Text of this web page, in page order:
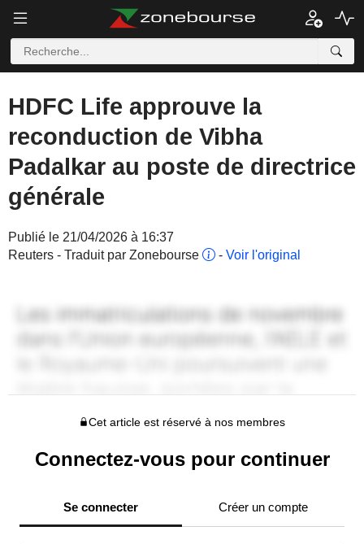
HDFC Life approuve la
reconduction de Vibha
Padalkar au poste de directrice
générale
Publié le 21/04/2026 à 16:37
Reuters - Traduit par Zonebourse
- Voir l'original
Cet article est réservé à nos membres
Connectez-vous pour continuer
Se connecter Créer un compte